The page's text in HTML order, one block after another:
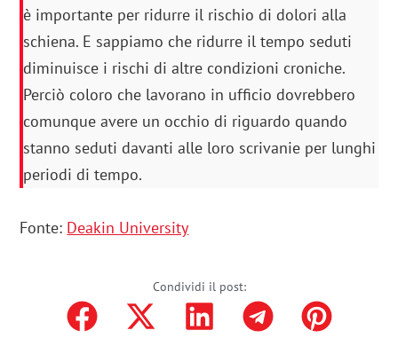
è importante per ridurre il rischio di dolori alla
schiena. E sappiamo che ridurre il tempo seduti
diminuisce i rischi di altre condizioni croniche.
Perciò coloro che lavorano in ufficio dovrebbero
comunque avere un occhio di riguardo quando
stanno seduti davanti alle loro scrivanie per lunghi
periodi di tempo.
Fonte: Deakin University
Condividi il post: